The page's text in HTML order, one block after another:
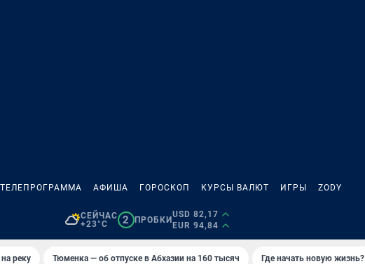
ТЕЛЕПРОГРАММА АФИША ГОРОСКОП КУРСЫ ВАЛЮТ ИГРЫ ZODY
СЕЙЧАС
+23°C
2 ПРОБКИ
USD 82,17
EUR 94,84
реку Тюменка — об отпуске в Абхазии на 160 тысяч Где начать новую жизнь?